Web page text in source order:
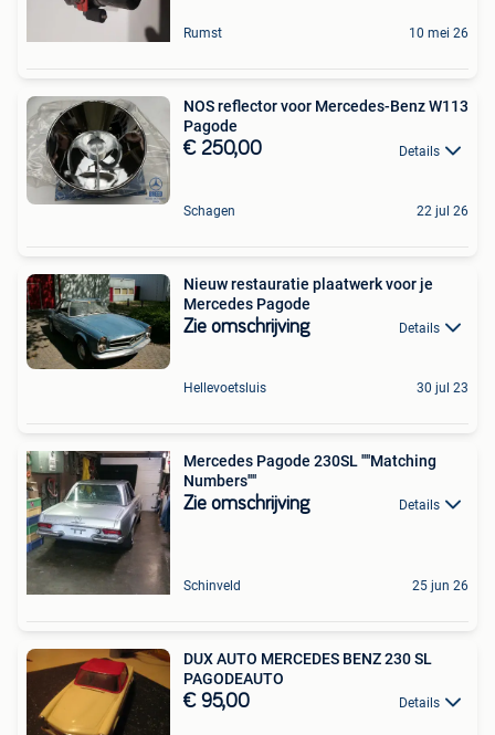
Rumst 10 mei 26
NOS reflector voor Mercedes-Benz W113
Pagode
€ 250,00 Details
Schagen 22 jul 26
Nieuw restauratie plaatwerk voor je
Mercedes Pagode
Zie omschrijving Details
Hellevoetsluis 30 jul 23
Mercedes Pagode 230SL ''''Matching
Numbers''''
Zie omschrijving Details
Schinveld 25 jun 26
DUX AUTO MERCEDES BENZ 230 SL
PAGODEAUTO
€ 95,00 Details